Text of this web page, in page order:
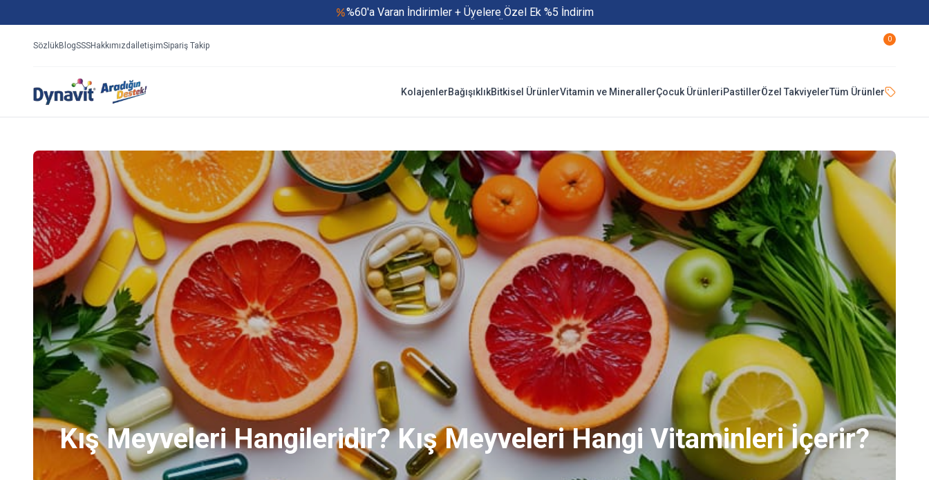
%60'a Varan İndirimler + Üyelere Özel Ek %5 İndirim
Yaz Boyu 500 TL ve Üzeri Ücretsiz Kargo
SözlükBlogSSSHakkımızdaİletişimSipariş Takip
0
KolajenlerBağışıklıkBitkisel ÜrünlerVitamin ve MinerallerÇocuk ÜrünleriPastillerÖzel TakviyelerTüm Ürünler
Kış Meyveleri Hangileridir? Kış Meyveleri Hangi Vitaminleri İçerir?